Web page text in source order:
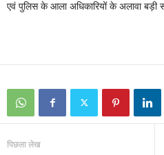
एवं पुलिस के आला अधिकारियों के अलावा बड़ी
पिछला लेख